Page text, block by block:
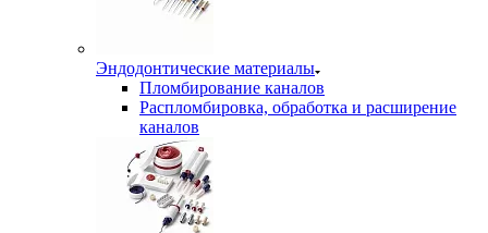
Эндодонтические материалы
Пломбирование каналов
Распломбировка, обработка и расширение
каналов